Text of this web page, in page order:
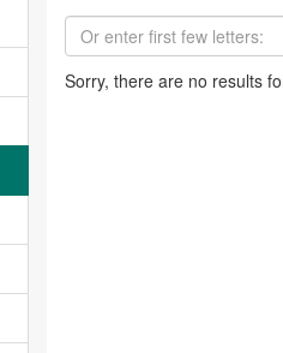
Sorry, there are no results